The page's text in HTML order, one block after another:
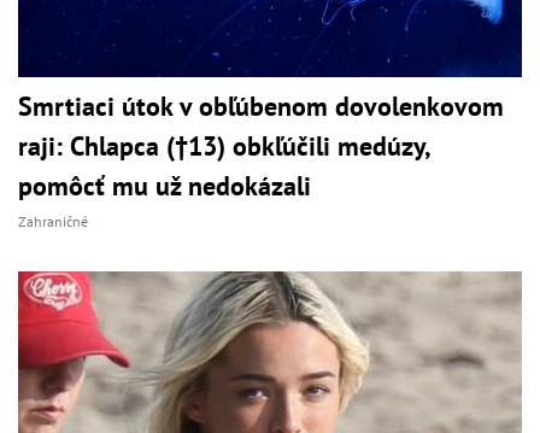
Smrtiaci útok v obľúbenom dovolenkovom
raji: Chlapca (†13) obkľúčili medúzy,
pomôcť mu už nedokázali
Zahraničné